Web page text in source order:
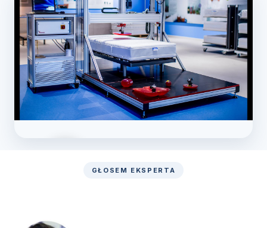
GŁOSEM EKSPERTA